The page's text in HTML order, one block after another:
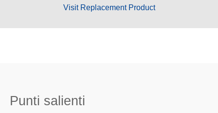
Visit Replacement Product
Punti salienti